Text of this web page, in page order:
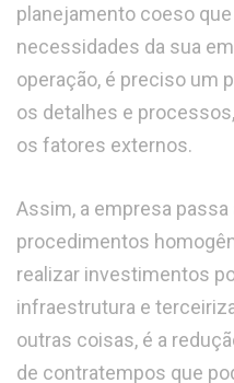
planejamento coeso
necessidades da sua
operação, é preciso um
os detalhes e
os fatores externos.
Assim, a empresa passa
procedimentos
realizar investimentos
infraestrutura e
outras coisas, é a
de contratempos que